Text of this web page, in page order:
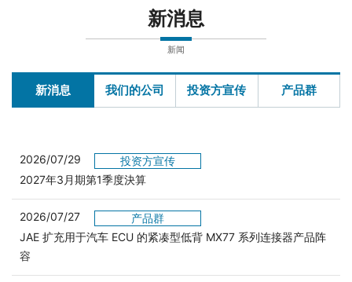
新消息
新闻
新消息 我们的公司 投资方宣传 产品群
2026/07/29
投资方宣传
2027年3月期第1季度決算
2026/07/27
产品群
JAE 扩充用于汽车 ECU 的紧凑型低背 MX77 系列连接器产品阵
容